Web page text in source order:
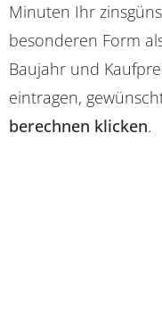
Minuten Ihr
besonderen Form
Baujahr und
eintragen,
berechnen klicken.